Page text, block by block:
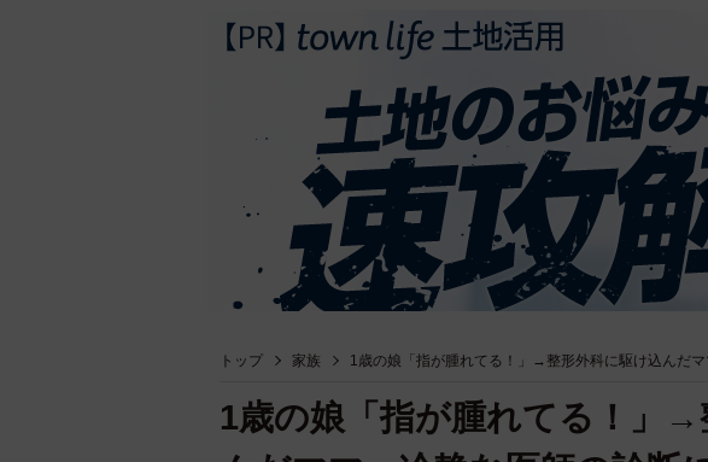
トップ 家族 1歳の娘「指が腫れてる！」→整形外科に駆け込んだ
1歳の娘「指が腫れてる！」→